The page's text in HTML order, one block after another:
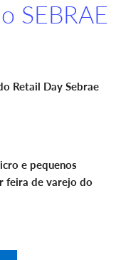
SEBRAE
Retail Day Sebrae
e pequenos
feira de varejo do